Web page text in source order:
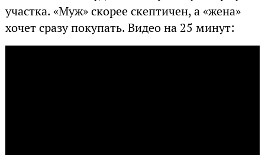
участка. «Муж» скорее скептичен, а «жена»
хочет сразу покупать. Видео на 25 минут: